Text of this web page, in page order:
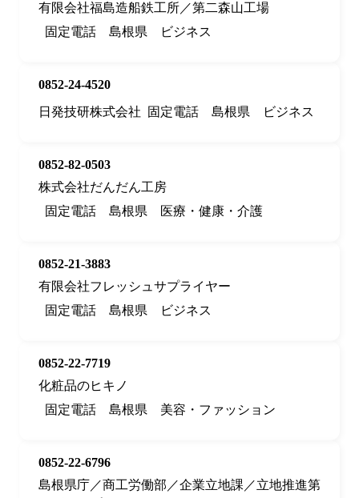
有限会社福島造船鉄工所／第二森山工場
固定電話
島根県 ビジネス
0852-24-4520
日発技研株式会社
固定電話 島根県 ビジネス
0852-82-0503
株式会社だんだん工房
固定電話
島根県 医療・健康・介護
0852-21-3883
有限会社フレッシュサプライヤー
固定電話
島根県 ビジネス
0852-22-7719
化粧品のヒキノ
固定電話
島根県 美容・ファッション
0852-22-6796
島根県庁／商工労働部／企業立地課／立地推進第